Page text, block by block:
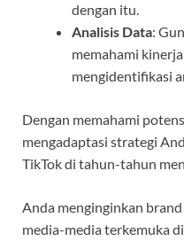
dengan itu.
Analisis Data:
memahami
mengidentifikasi
Dengan memahami
mengadaptasi strategi
TikTok di tahun-tahun
Anda menginginkan
media-media terkemuka